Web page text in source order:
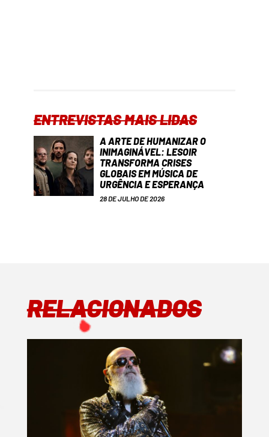
ENTREVISTAS MAIS LIDAS
A ARTE DE HUMANIZAR O
INIMAGINÁVEL: LESOIR
TRANSFORMA CRISES
GLOBAIS EM MÚSICA DE
URGÊNCIA E ESPERANÇA
28 DE JULHO DE 2026
RELACIONADOS